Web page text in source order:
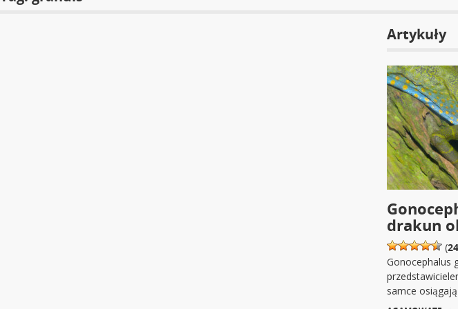
Artykuły
drakun
(24
Gonocephalus
samce